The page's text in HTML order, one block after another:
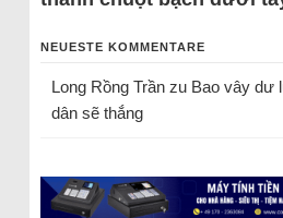
NEUESTE KOMMENTARE
Long Rồng Trầnzu Bao vây dư
dân sẽ thắng